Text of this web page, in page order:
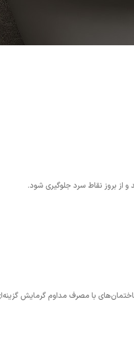
و از بروز نقاط سرد جلوگیری شود.